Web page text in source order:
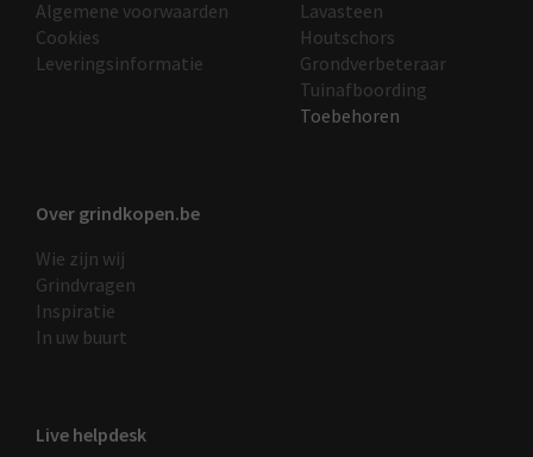
Algemene voorwaarden
Cookies
Leveringsinformatie
Lavasteen
Houtschors
Grondverbeteraar
Tuinafboording
Toebehoren
Over grindkopen.be
Wie zijn wij
Grindvragen
Inspiratie
In uw buurt
Live helpdesk